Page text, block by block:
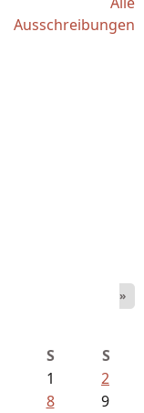
Ausschreibungen
»
S
S
1
2
8
9